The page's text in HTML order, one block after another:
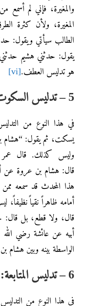
والمغيرة، فإني لم
المغيرة، ولأن كثرة
الطالب سيأتي ويقول:
يقول: حدثني هشيم
هو تدليس العطف.[vi]
5 – تدليس السكوت:
في هذا النوع من
يسكت، ثم يقول: “هشام
وليس كذلك. قال عمر
قال: هشام بن عروة عن
هذا المحدث قد سمعه
أمامه ظاهراً نقياً
قال، ولا قطع، بل قال:
أبيه عن عائشة رضي
الواسطة بينه وبين
6 – تدليس المتابعة:
في هذا النوع من